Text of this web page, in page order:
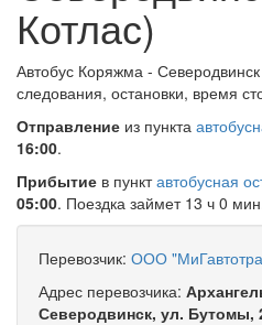
Котлас)
Автобус Коряжма -
следования, остановки, время
Отправление из пункта
16:00.
Прибытие в пунктавтобусная
05:00. Поездка займет 13 ч 0
Перевозчик: ООО
Адрес перевозчика:
Северодвинск, ул. Бутомы,